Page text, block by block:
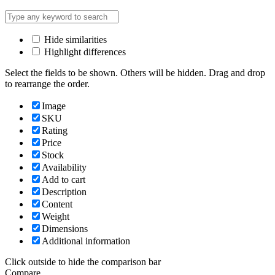
Hide similarities
Highlight differences
Select the fields to be shown. Others will be hidden. Drag and drop
to rearrange the order.
Image
SKU
Rating
Price
Stock
Availability
Add to cart
Description
Content
Weight
Dimensions
Additional information
Click outside to hide the comparison bar
Compare